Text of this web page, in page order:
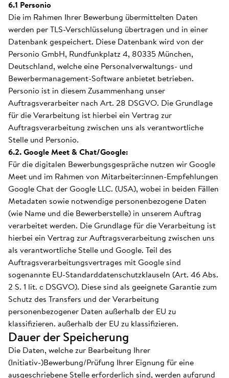
6.1 Personio
Die im Rahmen Ihrer Bewerbung übermittelten Daten
werden per TLS-Verschlüsselung übertragen und in einer
Datenbank gespeichert. Diese Datenbank wird von der
Personio GmbH, Rundfunkplatz 4, 80335 München,
Deutschland, welche eine Personalverwaltungs- und
Bewerbermanagement-Software anbietet betrieben.
Personio ist in diesem Zusammenhang unser
Auftragsverarbeiter nach Art. 28 DSGVO. Die Grundlage
für die Verarbeitung ist hierbei ein Vertrag zur
Auftragsverarbeitung zwischen uns als verantwortliche
Stelle und Personio.
6.2. Google Meet & Chat/Google:
Für die digitalen Bewerbungsgespräche nutzen wir Google
Meet und im Rahmen von Mitarbeiter:innen-Empfehlungen
Google Chat der Google LLC. (USA), wobei in beiden Fällen
Metadaten sowie notwendige personenbezogene Daten
(wie Name und die Bewerberstelle) in unserem Auftrag
verarbeitet werden. Die Grundlage für die Verarbeitung ist
hierbei ein Vertrag zur Auftragsverarbeitung zwischen uns
als verantwortliche Stelle und Google. Teil des
Auftragsverarbeitungsvertrages mit Google sind
sogenannte EU-Standarddatenschutzklauseln (Art. 46 Abs.
2 S. 1 lit. c DSGVO). Diese sind als geeignete Garantie zum
Schutz des Transfers und der Verarbeitung
personenbezogener Daten außerhalb der EU zu
klassifizieren. außerhalb der EU zu klassifizieren.
Dauer der Speicherung
Die Daten, welche zur Bearbeitung Ihrer
(Initiativ-)Bewerbung/Prüfung Ihrer Eignung für eine
ausgeschriebene Stelle erforderlich sind, werden aufgrund